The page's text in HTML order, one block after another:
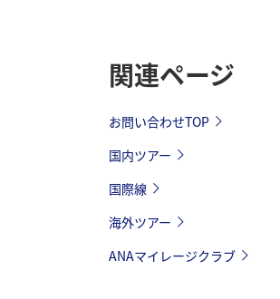
関連ページ
お問い合わせTOP
国内ツアー
国際線
海外ツアー
ANAマイレージクラブ